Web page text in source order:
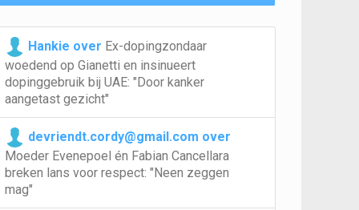
Hankie over Ex-dopingzondaar
woedend op Gianetti en insinueert
dopinggebruik bij UAE: "Door kanker
aangetast gezicht"
devriendt.cordy@gmail.com over
Moeder Evenepoel én Fabian Cancellara
breken lans voor respect: "Neen zeggen
mag"